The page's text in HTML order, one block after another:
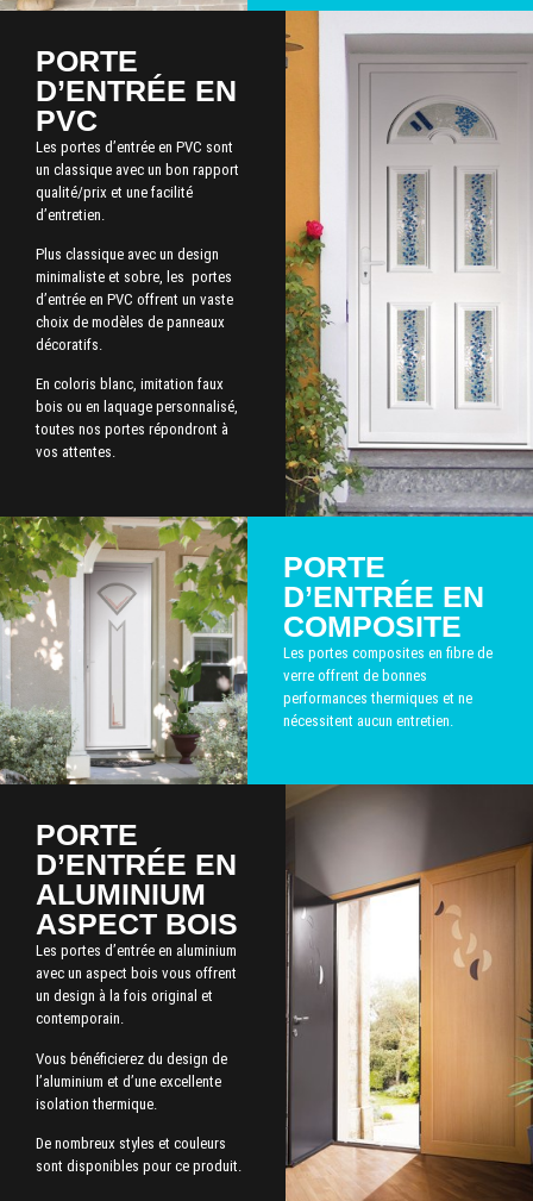
PORTE
D’ENTRÉE EN
PVC
Les portes d’entrée en PVC sont
un classique avec un bon rapport
qualité/prix et une facilité
d’entretien.
Plus classique avec un design
minimaliste et sobre, les portes
d’entrée en PVC offrent un vaste
choix de modèles de panneaux
décoratifs.
En coloris blanc, imitation faux
bois ou en laquage personnalisé,
toutes nos portes répondront à
vos attentes.
PORTE
D’ENTRÉE EN
COMPOSITE
Les portes composites en fibre de
verre offrent de bonnes
performances thermiques et ne
nécessitent aucun entretien.
PORTE
D’ENTRÉE EN
ALUMINIUM
ASPECT BOIS
Les portes d’entrée en aluminium
avec un aspect bois vous offrent
un design à la fois original et
contemporain.
Vous bénéficierez du design de
l’aluminium et d’une excellente
isolation thermique.
De nombreux styles et couleurs
sont disponibles pour ce produit.